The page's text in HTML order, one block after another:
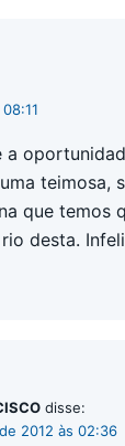
a
teimosa,
que temos
desta.
disse:
2012 às 02:36